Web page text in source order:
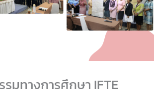
มทางการศึกษา IFTE